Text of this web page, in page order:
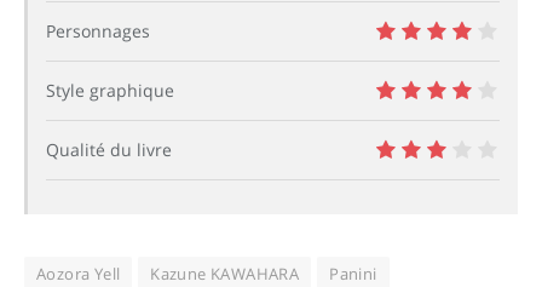
Personnages
Style graphique
Qualité du livre
Aozora Yell Kazune KAWAHARA
Panini